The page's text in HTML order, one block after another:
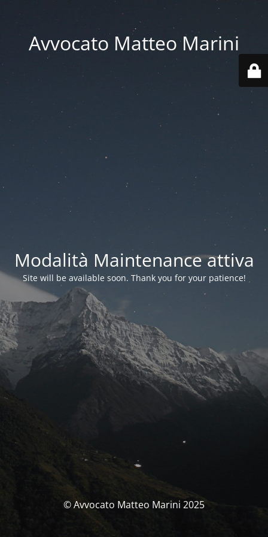
Avvocato Matteo Marini
Modalità Maintenance attiva
Site will be available soon. Thank you for your patience!
© Avvocato Matteo Marini 2025